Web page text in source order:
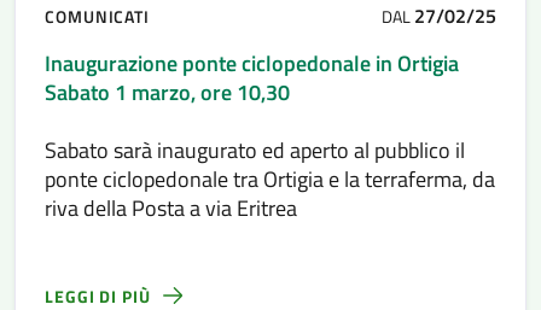
COMUNICATI DAL27/02/25
Inaugurazione ponte ciclopedonale in Ortigia
Sabato 1 marzo, ore 10,30
Sabato sarà inaugurato ed aperto al pubblico il
ponte ciclopedonale tra Ortigia e la terraferma, da
riva della Posta a via Eritrea
LEGGI DI PIÙ